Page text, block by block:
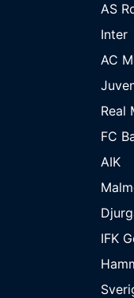
AS
Inter
AC
Real
FC
AIK
IFK